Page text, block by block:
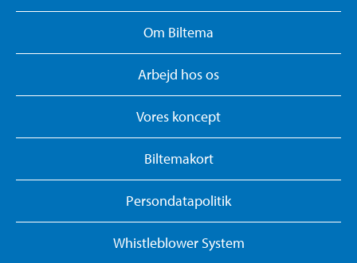
Om Biltema
Arbejd hos os
Vores koncept
Biltemakort
Persondatapolitik
Whistleblower System